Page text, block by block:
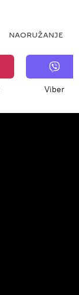
NAORUŽANJE
Viber